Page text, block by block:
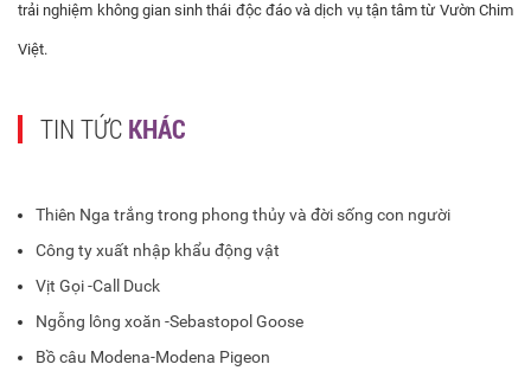
trải nghiệm không gian sinh thái độc đáo và dịch vụ tận tâm từ Vườn Chim
Việt.
TIN TỨC KHÁC
Thiên Nga trắng trong phong thủy và đời sống con người
Công ty xuất nhập khẩu động vật
Vịt Gọi -Call Duck
Ngỗng lông xoăn -Sebastopol Goose
Bồ câu Modena-Modena Pigeon